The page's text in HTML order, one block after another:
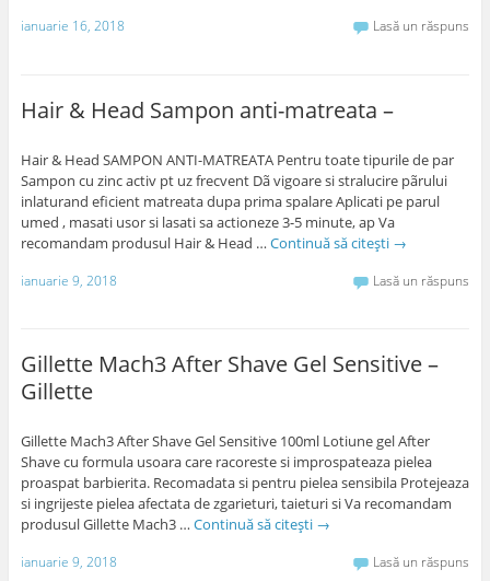
ianuarie 16, 2018 Lasă un răspuns
Hair & Head Sampon anti-matreata –
Hair & Head SAMPON ANTI-MATREATA Pentru toate tipurile de par
Sampon cu zinc activ pt uz frecvent Dã vigoare si stralucire pãrului
inlaturand eficient matreata dupa prima spalare Aplicati pe parul
umed , masati usor si lasati sa actioneze 3-5 minute, ap Va
recomandam produsul Hair & Head … Continuă să citești →
ianuarie 9, 2018 Lasă un răspuns
Gillette Mach3 After Shave Gel Sensitive –
Gillette
Gillette Mach3 After Shave Gel Sensitive 100ml Lotiune gel After
Shave cu formula usoara care racoreste si improspateaza pielea
proaspat barbierita. Recomadata si pentru pielea sensibila Protejeaza
si ingrijeste pielea afectata de zgarieturi, taieturi si Va recomandam
produsul Gillette Mach3 … Continuă să citești →
ianuarie 9, 2018 Lasă un răspuns